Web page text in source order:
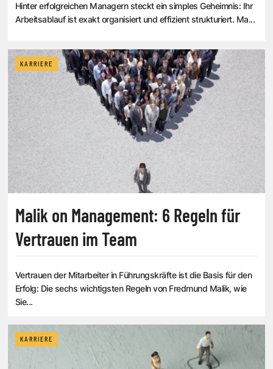
Hinter erfolgreichen Managern steckt ein simples Geheimnis: Ihr
Arbeitsablauf ist exakt organisiert und effizient strukturiert. Ma...
KARRIERE
Malik on Management: 6 Regeln für
Vertrauen im Team
Vertrauen der Mitarbeiter in Führungskräfte ist die Basis für den
Erfolg: Die sechs wichtigsten Regeln von Fredmund Malik, wie
Sie...
KARRIERE